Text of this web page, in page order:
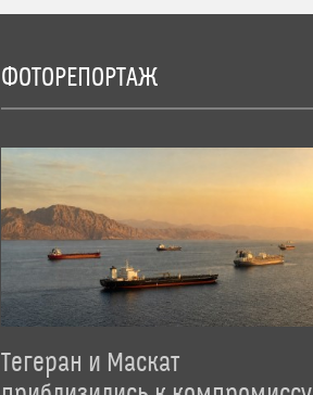
ФОТОРЕПОРТАЖ
Тегеран и Маскат